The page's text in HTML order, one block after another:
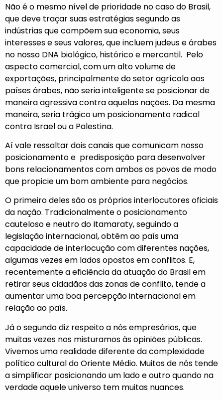
Não é o mesmo nível de prioridade no caso do Brasil,
que deve traçar suas estratégias segundo as
indústrias que compõem sua economia, seus
interesses e seus valores, que incluem judeus e árabes
no nosso DNA biológico, histórico e mercantil. Pelo
aspecto comercial, com um alto volume de
exportações, principalmente do setor agrícola aos
países árabes, não seria inteligente se posicionar de
maneira agressiva contra aquelas nações. Da mesma
maneira, seria trágico um posicionamento radical
contra Israel ou a Palestina.
Aí vale ressaltar dois canais que comunicam nosso
posicionamento e predisposição para desenvolver
bons relacionamentos com ambos os povos de modo
que propicie um bom ambiente para negócios.
O primeiro deles são os próprios interlocutores oficiais
da nação. Tradicionalmente o posicionamento
cauteloso e neutro do Itamaraty, seguindo a
legislação internacional, obtêm ao país uma
capacidade de interlocução com diferentes nações,
algumas vezes em lados opostos em conflitos. E,
recentemente a eficiência da atuação do Brasil em
retirar seus cidadãos das zonas de conflito, tende a
aumentar uma boa percepção internacional em
relação ao país.
Já o segundo diz respeito a nós empresários, que
muitas vezes nos misturamos às opiniões públicas.
Vivemos uma realidade diferente da complexidade
político cultural do Oriente Médio. Muitos de nós tende
a simplificar posicionando um lado e outro quando na
verdade aquele universo tem muitas nuances.